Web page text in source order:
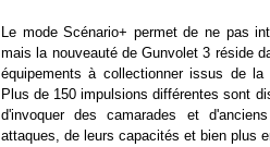
Le mode Scénario+ permet de ne pas
mais la nouveauté de Gunvolet 3 réside
équipements à collectionner issus de
Plus de 150 impulsions différentes sont
d'invoquer des camarades et
attaques, de leurs capacités et bien plus